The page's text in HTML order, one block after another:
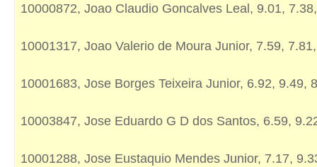
10000872, Joao Claudio Goncalves Leal, 9.01,
10001317, Joao Valerio de Moura Junior, 7.59,
10001683, Jose Borges Teixeira Junior, 6.92, 9.49,
10003847, Jose Eduardo G D dos Santos, 6.59,
10001288, Jose Eustaquio Mendes Junior, 7.17,